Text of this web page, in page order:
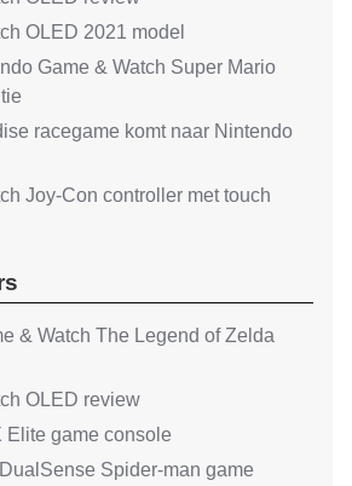
OLED 2021 model
Game & Watch Super Mario
racegame komt naar Nintendo
Joy-Con controller met touch
& Watch The Legend of Zelda
OLED review
Elite game console
Spider-man game